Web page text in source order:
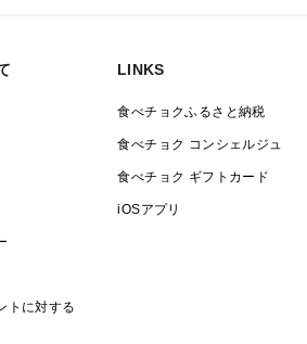
トに対する
LINKS
食べチョクふるさと納税
食べチョク コンシェルジュ
食べチョク ギフトカード
iOSアプリ